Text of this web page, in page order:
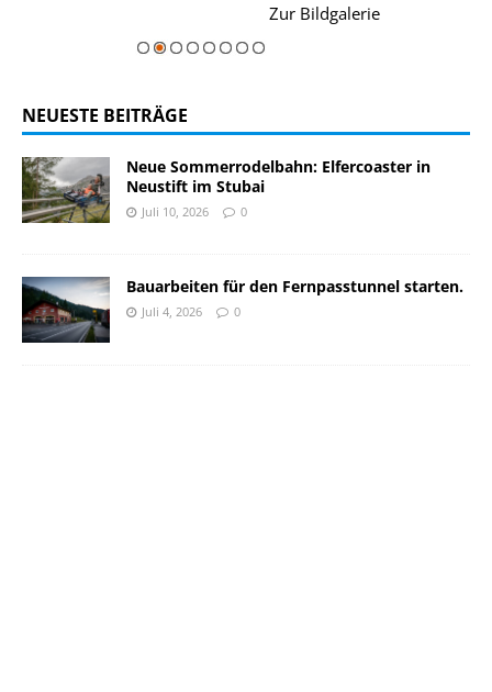
Zur Bildgalerie
NEUESTE BEITRÄGE
Neue Sommerrodelbahn: Elfercoaster in
Neustift im Stubai
Juli 10, 2026 0
Bauarbeiten für den Fernpasstunnel starten.
Juli 4, 2026 0